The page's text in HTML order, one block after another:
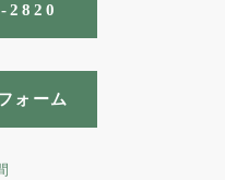
2820
ォーム